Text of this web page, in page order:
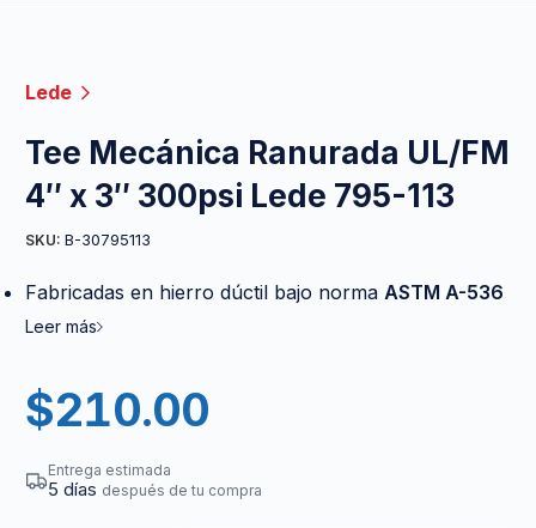
Lede
Tee Mecánica Ranurada UL/FM
4″ x 3″ 300psi Lede 795-113
SKU: B-30795113
Fabricadas en hierro dúctil bajo norma ASTM A-536
Leer más
$210.00
Entrega estimada
5 días después de tu compra